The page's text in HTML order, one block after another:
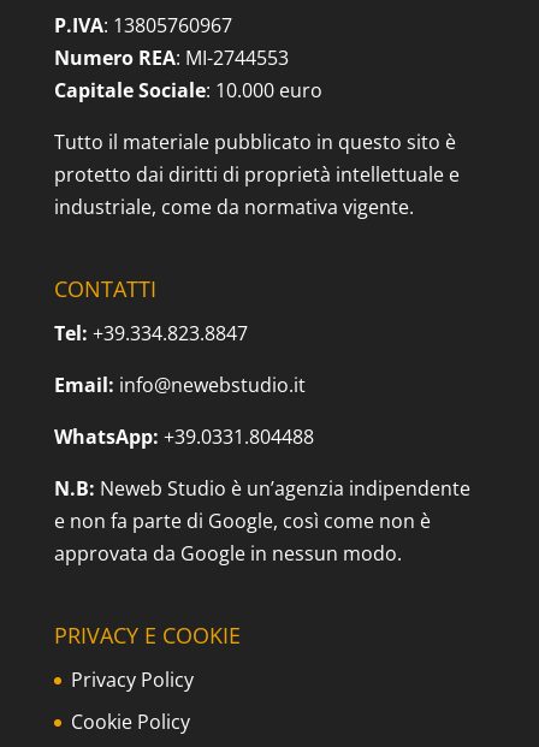
P.IVA: 13805760967
Numero REA: MI-2744553
Capitale Sociale: 10.000 euro
Tutto il materiale pubblicato in questo sito è
protetto dai diritti di proprietà intellettuale e
industriale, come da normativa vigente.
CONTATTI
Tel: +39.334.823.8847
Email: info@newebstudio.it
WhatsApp: +39.0331.804488
N.B: Neweb Studio è un’agenzia indipendente
e non fa parte di Google, così come non è
approvata da Google in nessun modo.
PRIVACY E COOKIE
Privacy Policy
Cookie Policy